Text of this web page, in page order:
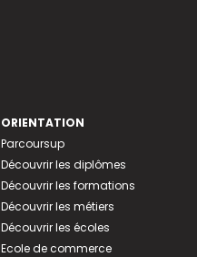
ORIENTATION
Parcoursup
Découvrir les diplômes
Découvrir les formations
Découvrir les métiers
Découvrir les écoles
Ecole de commerce